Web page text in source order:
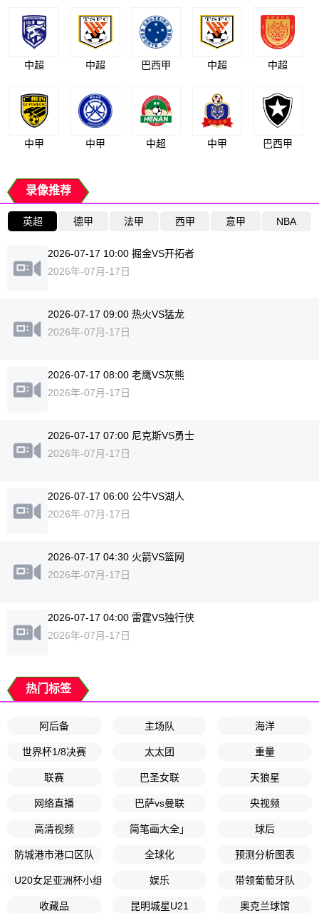
中超 中超 巴西甲 中超 中超
中甲 中甲 中超 中甲 巴西甲
录像推荐
英超 德甲 法甲 西甲 意甲 NBA
2026-07-17 10:00 掘金VS开拓者
2026年-07月-17日
2026-07-17 09:00 热火VS猛龙
2026年-07月-17日
2026-07-17 08:00 老鹰VS灰熊
2026年-07月-17日
2026-07-17 07:00 尼克斯VS勇士
2026年-07月-17日
2026-07-17 06:00 公牛VS湖人
2026年-07月-17日
2026-07-17 04:30 火箭VS篮网
2026年-07月-17日
2026-07-17 04:00 雷霆VS独行侠
2026年-07月-17日
热门标签
阿后备 主场队 海洋
世界杯1/8决赛 太太团 重量
联赛 巴圣女联 天狼星
网络直播 巴萨vs曼联 央视频
高清视频 简笔画大全」 球后
防城港市港口区队 全球化 预测分析图表
U20女足亚洲杯小组赛第3轮 娱乐 带领葡萄牙队
收藏品 昆明城星U21 奥克兰球馆